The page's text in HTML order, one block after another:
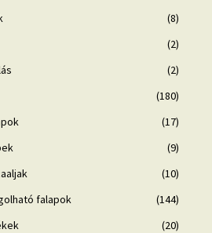
(8)
(2)
(2)
(180)
(17)
(9)
(10)
falapok
(144)
(20)